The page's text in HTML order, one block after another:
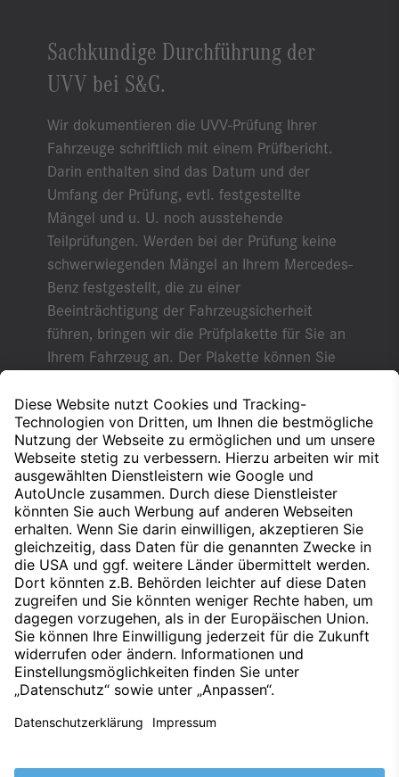
Sachkundige Durchführung der
UVV bei S&G.
Wir dokumentieren die UVV-Prüfung Ihrer
Fahrzeuge schriftlich mit einem Prüfbericht.
Darin enthalten sind das Datum und der
Umfang der Prüfung, evtl. festgestellte
Mängel und u. U. noch ausstehende
Teilprüfungen. Werden bei der Prüfung keine
schwerwiegenden Mängel an Ihrem Mercedes-
Benz festgestellt, die zu einer
Beeinträchtigung der Fahrzeugsicherheit
führen, bringen wir die Prüfplakette für Sie an
Ihrem Fahrzeug an. Der Plakette können Sie
Untersuchung für Ihren Mercedes fällig ist.
Jetzt Termin vereinbaren
Nach oben